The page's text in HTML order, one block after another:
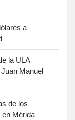
a
la ULA
Manuel
de los
en Mérida